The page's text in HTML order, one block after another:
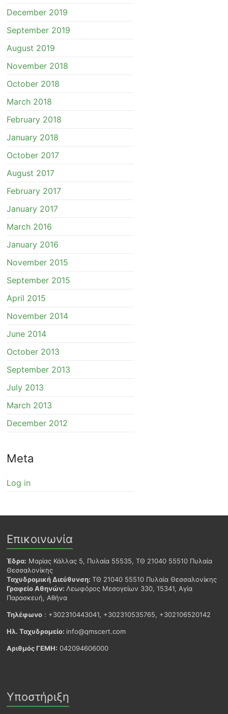
December 2019
September 2019
August 2019
November 2018
October 2018
March 2018
February 2018
January 2018
October 2017
August 2017
February 2017
January 2017
March 2016
January 2016
November 2015
September 2015
April 2015
November 2014
June 2014
October 2013
September 2013
July 2013
March 2013
December 2012
Meta
Log in
Επικοινωνία
Έδρα: Μαρίας Κάλλας 5, Πυλαία 55535, ΤΘ 21040 55510 Πυλαία
Θεσσαλονίκης
Ταχυδρομική Διεύθυνση:ΤΘ 21040 55510 Πυλαία Θεσσαλονίκης
Γραφείο Αθηνών: Λεωφόρος Μεσογείων 330, 15341, Αγία
Παρασκευή, Αθήνα
Τηλέφωνο : +302310443041, +302310535765, +302106520142
Ηλ. Ταχυδρομείο: info@qmscert.com
Αριθμός ΓΕΜΗ: 042094606000
Υποστήριξη